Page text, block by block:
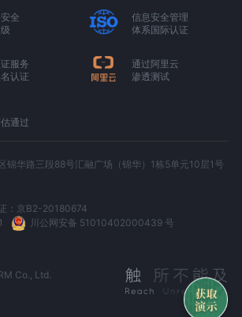
全
信息安全管理
体系国际认证
服务
认证
通过阿里云
渗透测试
通过
锦华路三段88号汇融广场（锦华）1栋5单元10层1号
：京B2-20180674
川公网安备 51010402000439 号
Co., Ltd.